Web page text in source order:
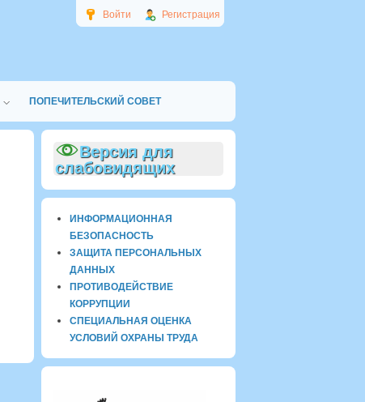
Войти Регистрация
ПОПЕЧИТЕЛЬСКИЙ СОВЕТ
Версия для
слабовидящих
ИНФОРМАЦИОННАЯ
БЕЗОПАСНОСТЬ
ЗАЩИТА ПЕРСОНАЛЬНЫХ
ДАННЫХ
ПРОТИВОДЕЙСТВИЕ
КОРРУПЦИИ
СПЕЦИАЛЬНАЯ ОЦЕНКА
УСЛОВИЙ ОХРАНЫ ТРУДА